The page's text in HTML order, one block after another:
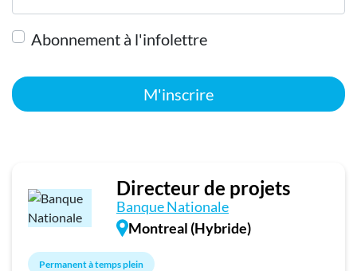
Abonnement à l'infolettre
M'inscrire
Directeur de projets
Banque Nationale
Montreal (Hybride)
Permanent à temps plein